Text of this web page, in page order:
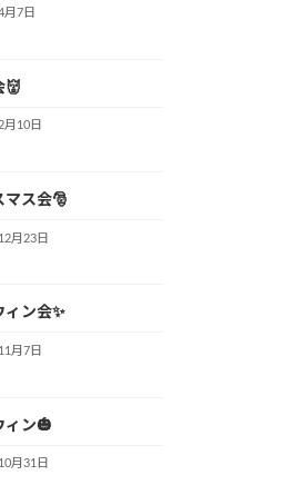
月7日
👹
月10日
マス会🎅
月23日
ィン会✨
月7日
ィン🎃
月31日